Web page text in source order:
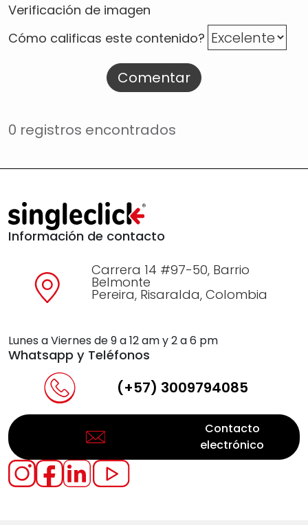
Verificación de imagen
Cómo calificas este contenido?
Comentar
0 registros encontrados
Información de contacto
Carrera 14 #97-50, Barrio
Belmonte
Pereira, Risaralda, Colombia
Lunes a Viernes de 9 a 12 am y 2 a 6 pm
Whatsapp y Teléfonos
(+57) 3009794085
Contacto
electrónico